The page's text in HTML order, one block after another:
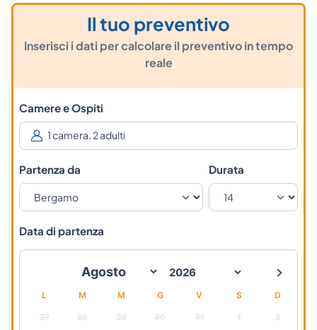
Il tuo preventivo
Inserisci i dati per calcolare il preventivo in tempo
reale
Camere e Ospiti
Partenza da Durata
Data di partenza
L M M G V S D
27 28 29 30 31 1 2